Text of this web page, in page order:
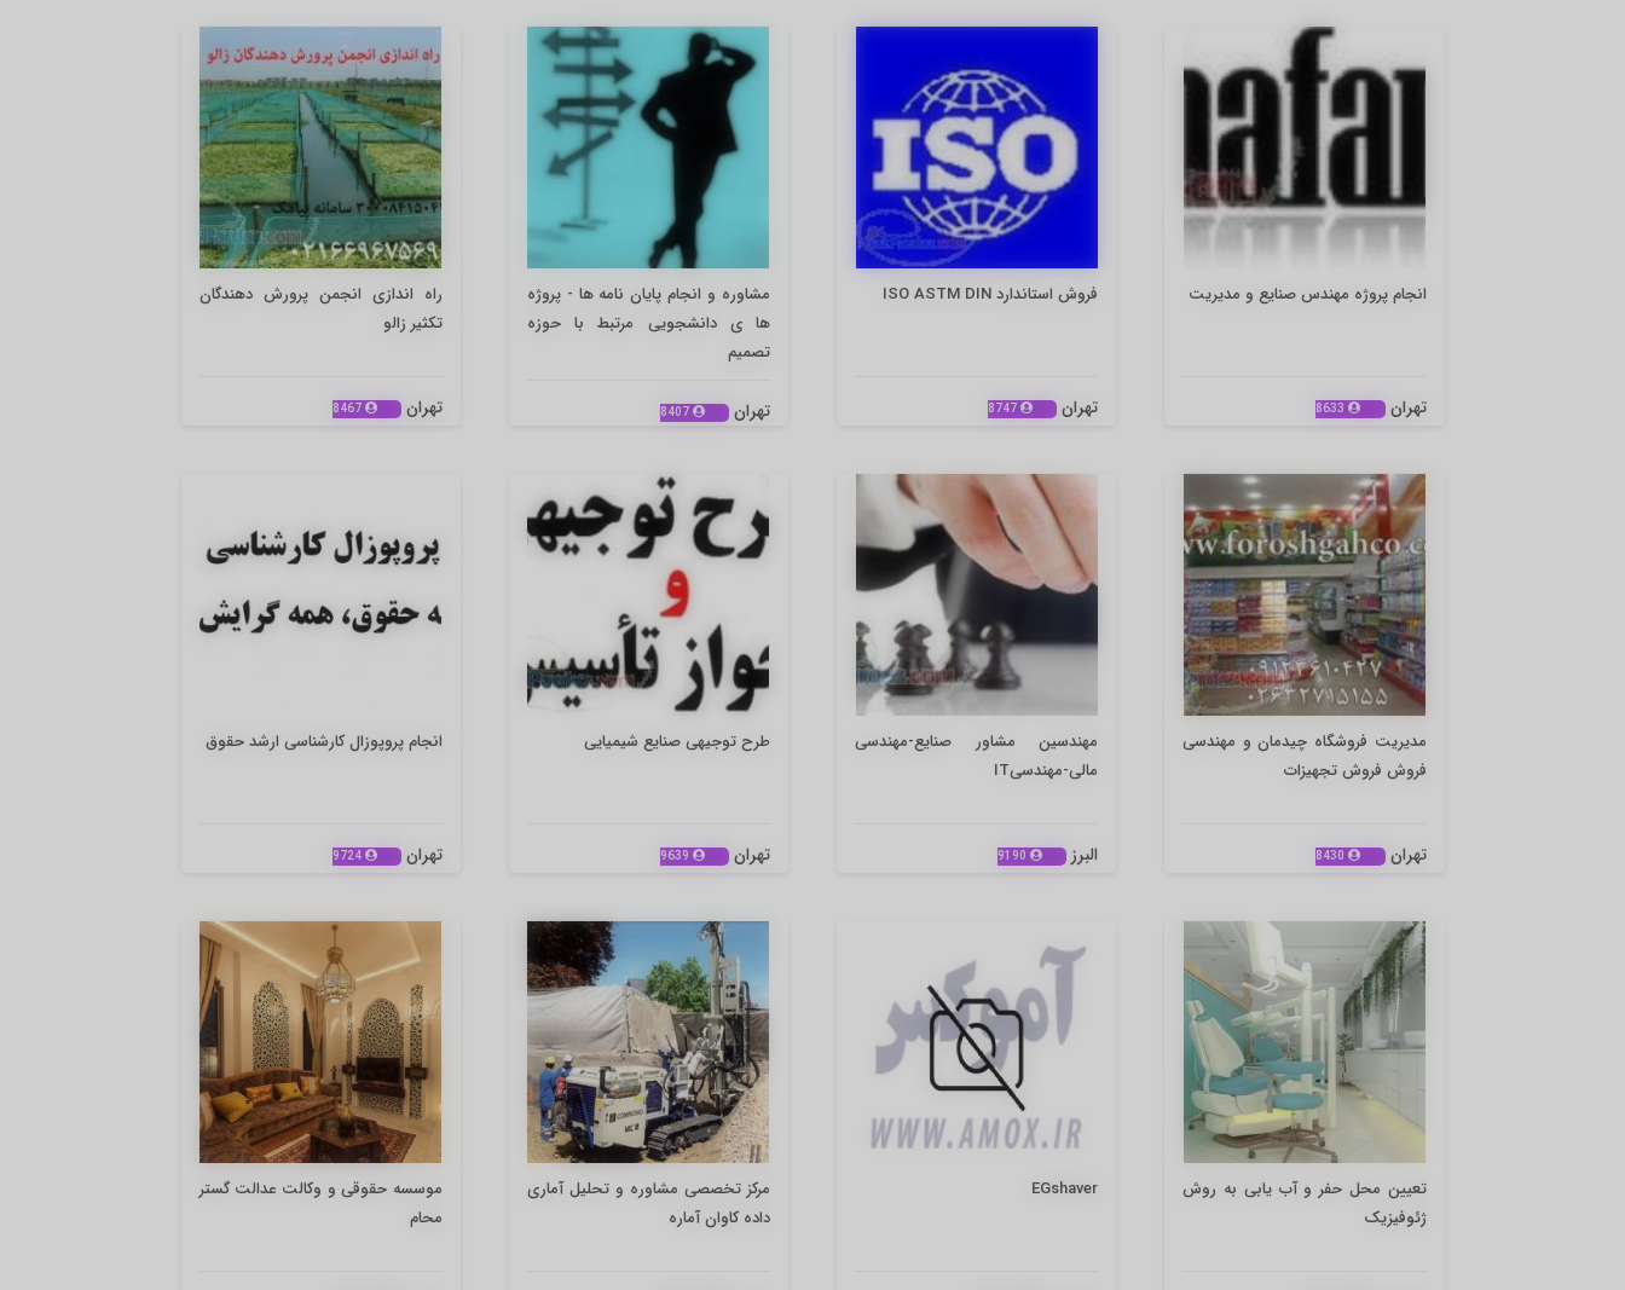
موسسه حقوقی و وکالت عدالت گستر
محام
مرکز تخصصی مشاوره و تحلیل آماری
داده کاوان آماره
EGshaver
تعیین محل حفر و آب یابی به روش
ژئوفیزیک
انجام پروپوزال کارشناسی ارشد حقوق
تهران 9724
طرح توجیهی صنایع شیمیایی
تهران
مهندسین مشاور صنایع-مهندسی
مالی-مهندسیIT
البرز 9190
مدیریت فروشگاه چیدمان و مهندسی
فروش فروش تجهیزات
تهران 8430
راه اندازی انجمن پرورش دهندگان
تکثیر زالو
تهران
مشاوره و انجام پایان نامه ها - پروژه
ها ی دانشجویی مرتبط با حوزه
تصمیم
تهران
فروش استاندارد ISO ASTM DIN
تهران 8747
انجام پروژه مهندس صنایع و مدیریت
تهران 8633